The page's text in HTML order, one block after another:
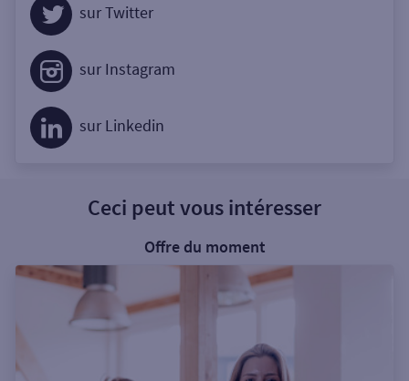
sur Twitter
sur Instagram
sur Linkedin
Ceci peut vous intéresser
Offre du moment